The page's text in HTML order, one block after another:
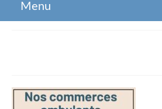
Menu
Infos Pratiques